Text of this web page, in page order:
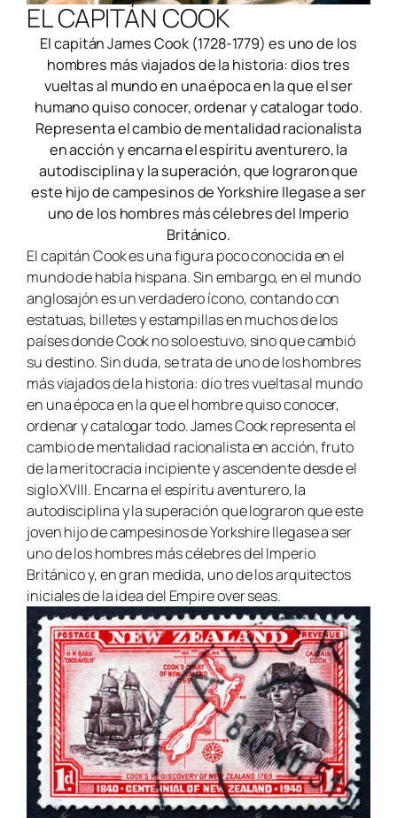
EL CAPITÁN COOK
El capitán James Cook (1728-1779) es uno de los
hombres más viajados de la historia: dios tres
vueltas al mundo en una época en la que el ser
humano quiso conocer, ordenar y catalogar todo.
Representa el cambio de mentalidad racionalista
en acción y encarna el espíritu aventurero, la
autodisciplina y la superación, que lograron que
este hijo de campesinos de Yorkshire llegase a ser
uno de los hombres más célebres del Imperio
Británico.
El capitán Cook es una figura poco conocida en el
mundo de habla hispana. Sin embargo, en el mundo
anglosajón es un verdadero ícono, contando con
estatuas, billetes y estampillas en muchos de los
países donde Cook no solo estuvo, sino que cambió
su destino. Sin duda, se trata de uno de los hombres
más viajados de la historia: dio tres vueltas al mundo
en una época en la que el hombre quiso conocer,
ordenar y catalogar todo. James Cook representa el
cambio de mentalidad racionalista en acción, fruto
de la meritocracia incipiente y ascendente desde el
siglo XVIII. Encarna el espíritu aventurero, la
autodisciplina y la superación que lograron que este
joven hijo de campesinos de Yorkshire llegase a ser
uno de los hombres más célebres del Imperio
Británico y, en gran medida, uno de los arquitectos
iniciales de la idea del Empire over seas.